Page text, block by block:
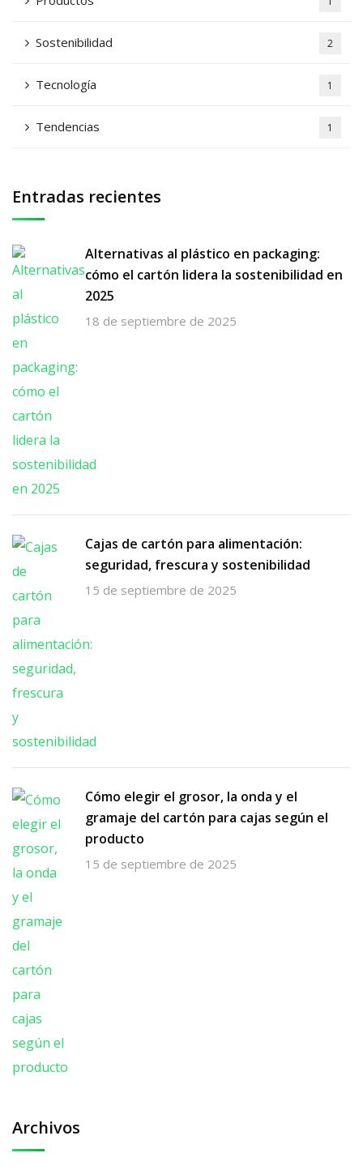
Sostenibilidad 2
Tecnología 1
Tendencias 1
Entradas recientes
Alternativas al plástico en packaging:
cómo el cartón lidera la sostenibilidad en
2025
18 de septiembre de 2025
Cajas de cartón para alimentación:
seguridad, frescura y sostenibilidad
15 de septiembre de 2025
Cómo elegir el grosor, la onda y el
gramaje del cartón para cajas según el
producto
15 de septiembre de 2025
Archivos